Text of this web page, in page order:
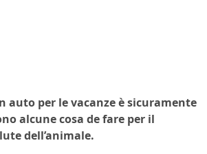
auto per le vacanze è sicuramente
alcune cosa de fare per il
dell’animale.